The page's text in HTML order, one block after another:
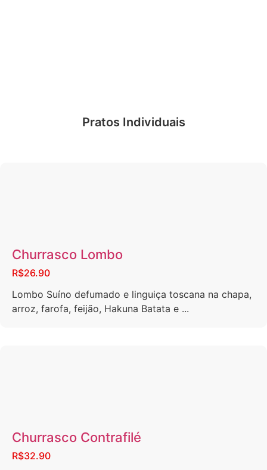
Pratos Individuais
Churrasco Lombo
R$26.90
Lombo Suíno defumado e linguiça toscana na chapa,
arroz, farofa, feijão, Hakuna Batata e ...
Churrasco Contrafilé
R$32.90